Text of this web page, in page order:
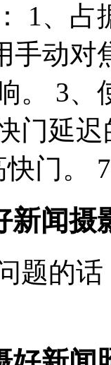
1、占
手动对
。 3、
门延
门。
新闻摄
题的